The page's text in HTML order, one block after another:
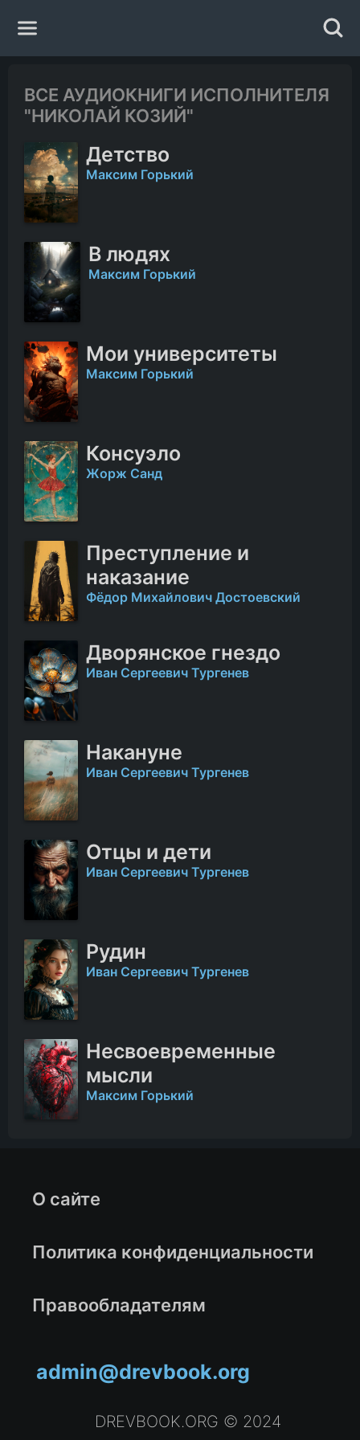
Жанры
Авторы
Исполнители
Случайная книга
ВСЕ АУДИОКНИГИ ИСПОЛНИТЕЛЯ
"НИКОЛАЙ КОЗИЙ"
Детство
Максим Горький
В людях
Максим Горький
Мои университеты
Максим Горький
Консуэло
Жорж Санд
Преступление и
наказание
Фёдор Михайлович Достоевский
Дворянское гнездо
Иван Сергеевич Тургенев
Накануне
Иван Сергеевич Тургенев
Отцы и дети
Иван Сергеевич Тургенев
Рудин
Иван Сергеевич Тургенев
Несвоевременные
мысли
Максим Горький
О сайте
Политика конфиденциальности
Правообладателям
admin@drevbook.org
DREVBOOK.ORG © 2024